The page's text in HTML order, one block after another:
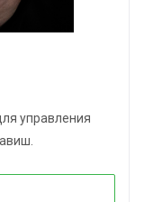
управления